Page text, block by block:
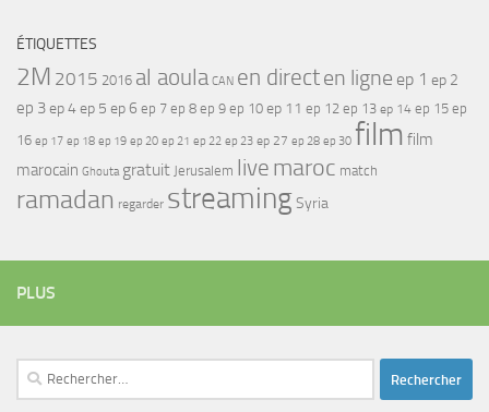
ÉTIQUETTES
2M 2015 2016 al aoula CAN en directen ligne ep 1 ep 2
ep 3ep 4ep 5 ep 6 ep 7 ep 8 ep 9 ep 10 ep 11 ep 12 ep 13 ep 14 ep 15 ep
16 ep 17 ep 18 ep 19 ep 20 ep 21 ep 22 ep 23 ep 27 ep 28 ep 30 film film
marocain Ghouta gratuit Jerusalem live maroc match
ramadan regarder streamingSyria
PLUS
Rechercher :